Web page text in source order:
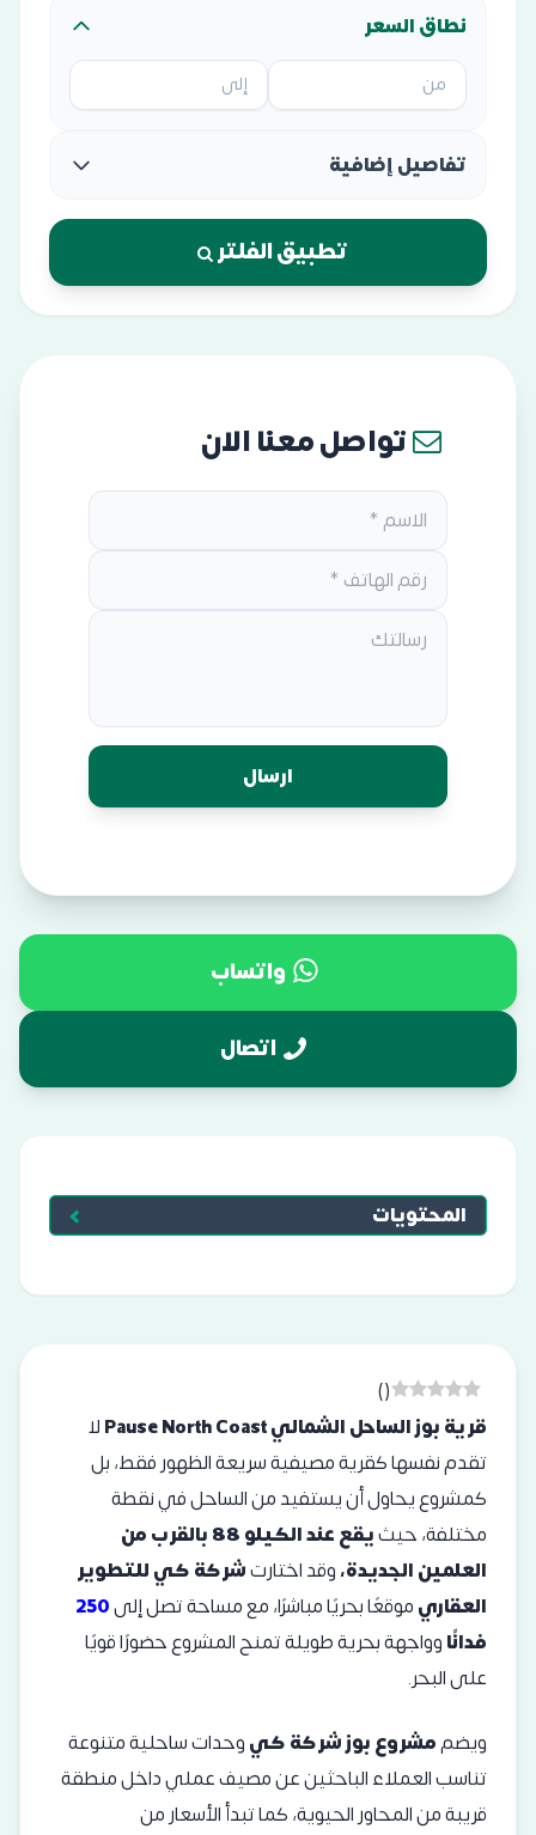
نطاق السعر
تفاصيل إضافية
تطبيق الفلتر
تواصل معنا الان
واتساب
اتصال
المحتويات
(
)
قرية بوز الساحل الشمالي Pause North Coast
لا
تقدم نفسها كقرية مصيفية سريعة الظهور فقط، بل
كمشروع يحاول أن يستفيد من الساحل في نقطة
مختلفة، حيث
يقع عند الكيلو 88 بالقرب من
العلمين الجديدة،وقد اختارتشركة كي للتطوير
العقاريموقعًا بحريًا مباشرًا، مع مساحة تصل إلى250
فدانًاوواجهة بحرية طويلة تمنح المشروع حضورًا قويًا
على البحر.
ويضممشروع بوز شركة كيوحدات ساحلية متنوعة
تناسب العملاء الباحثين عن مصيف عملي داخل منطقة
قريبة من المحاور الحيوية، كما تبدأ الأسعار من